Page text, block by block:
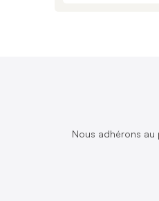
Nous adhérons